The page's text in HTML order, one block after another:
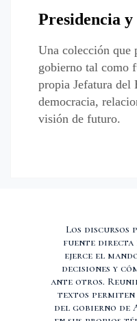
Presidencia
Una colección que
gobierno tal como
propia Jefatura del
democracia,
visión de futuro.
Los discursos
fuente directa
ejerce el
decisiones y
ante otros.
textos
del gobierno de